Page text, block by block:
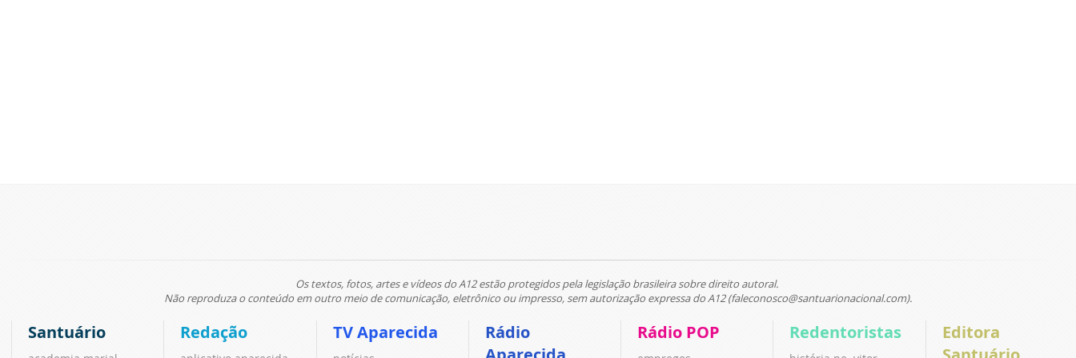
Os textos, fotos, artes e vídeos do A12 estão protegidos pela legislação brasileira sobre direito autoral.
Não reproduza o conteúdo em outro meio de comunicação, eletrônico ou impresso, sem autorização expressa do A12 (faleconosco@santuarionacional.com).
Santuário Redação TV Aparecida
Rádio
Rádio POP Redentoristas
Editora